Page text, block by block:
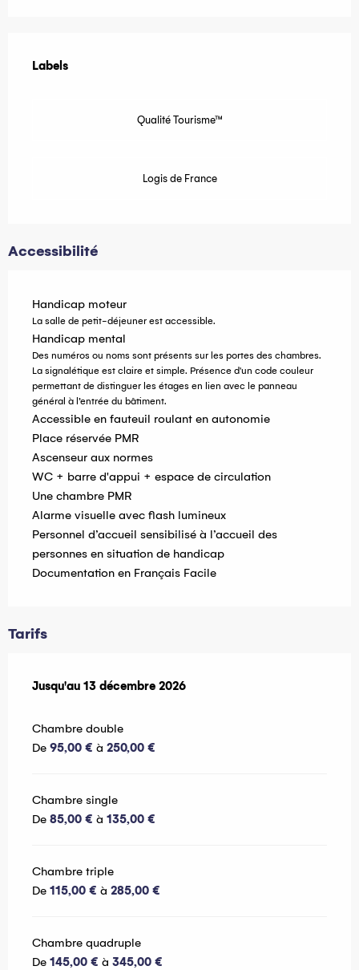
Labels
Labels
Qualité Tourisme™
Logis de France
Accessibilité
Handicap moteur
La salle de petit-déjeuner est accessible.
Handicap mental
Des numéros ou noms sont présents sur les portes des chambres.
La signalétique est claire et simple. Présence d'un code couleur
permettant de distinguer les étages en lien avec le panneau
général à l’entrée du bâtiment.
Accessible en fauteuil roulant en autonomie
Place réservée PMR
Ascenseur aux normes
WC + barre d'appui + espace de circulation
Une chambre PMR
Alarme visuelle avec flash lumineux
Personnel d’accueil sensibilisé à l’accueil des
personnes en situation de handicap
Documentation en Français Facile
Tarifs
Du14 mars 2026au13 décembre 2026
Jusqu'au 13 décembre 2026
Chambre double
De 95,00 € à 250,00 €
Chambre single
De 85,00 € à 135,00 €
Chambre triple
De 115,00 € à 285,00 €
Chambre quadruple
De 145,00 € à 345,00 €